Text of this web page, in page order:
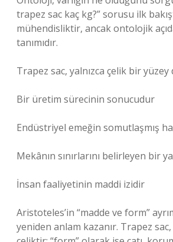
trapez sac kaç kg?” sorusu ilk
mühendisliktir, ancak ontolojik
tanımıdır.
Trapez sac, yalnızca çelik bir yüzey
Bir üretim sürecinin sonucudur
Endüstriyel emeğin somutlaşmış
Mekânın sınırlarını belirleyen bir
İnsan faaliyetinin maddi izidir
Aristoteles’in “madde ve form”
yeniden anlam kazanır. Trapez